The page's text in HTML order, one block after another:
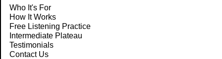
Who It's For
How It Works
Free Listening Practice
Intermediate Plateau
Testimonials
Contact Us